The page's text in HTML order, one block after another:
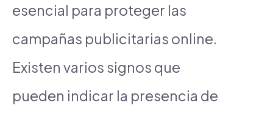
esencial para proteger las
campañas publicitarias online.
Existen varios signos que
pueden indicar la presencia de